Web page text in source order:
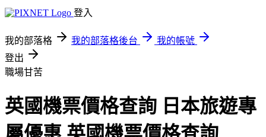
登入
我的部落格 我的部落格後台
我的帳號
登出
職場甘苦
英國機票價格查詢 日本旅遊專